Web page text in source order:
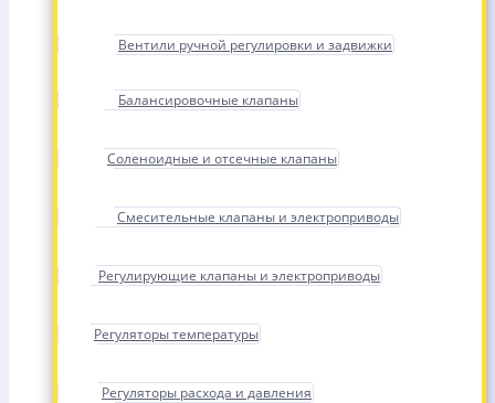
Вентили ручной регулировки и задвижки
Балансировочные клапаны
Соленоидные и отсечные клапаны
Смесительные клапаны и электроприводы
Регулирующие клапаны и электроприводы
Регуляторы температуры
Регуляторы расхода и давления